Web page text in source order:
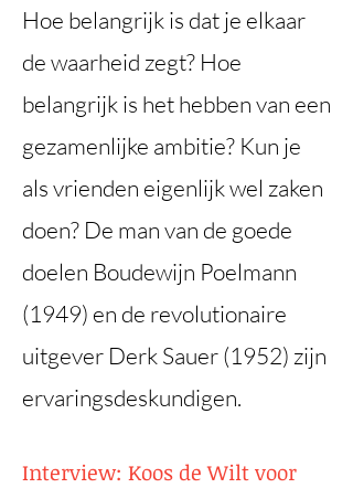
Hoe belangrijk is dat je elkaar
de waarheid zegt? Hoe
belangrijk is het hebben van een
gezamenlijke ambitie? Kun je
als vrienden eigenlijk wel zaken
doen? De man van de goede
doelen Boudewijn Poelmann
(1949) en de revolutionaire
uitgever Derk Sauer (1952) zijn
ervaringsdeskundigen.
Interview: Koos de Wilt voor